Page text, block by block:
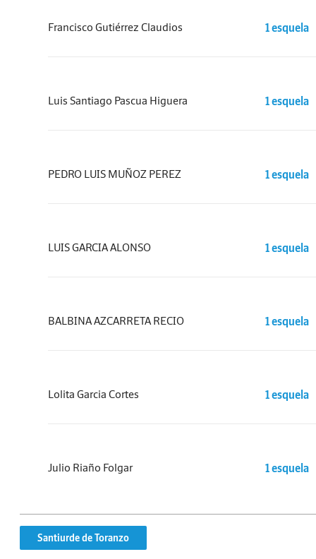
Francisco Gutiérrez Claudios 1 esquela
Luis Santiago Pascua Higuera 1 esquela
PEDRO LUIS MUÑOZ PEREZ 1 esquela
LUIS GARCIA ALONSO 1 esquela
BALBINA AZCARRETA RECIO 1 esquela
Lolita Garcia Cortes 1 esquela
Julio Riaño Folgar 1 esquela
Santiurde de Toranzo